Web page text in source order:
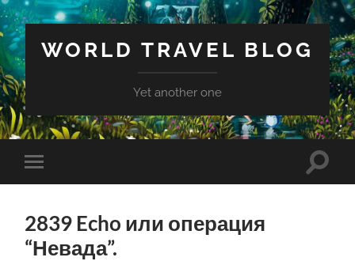
WORLD TRAVEL BLOG
Yet another one
Toggle
mobile
Toggle
2839 Echo или операция
“Невада”.